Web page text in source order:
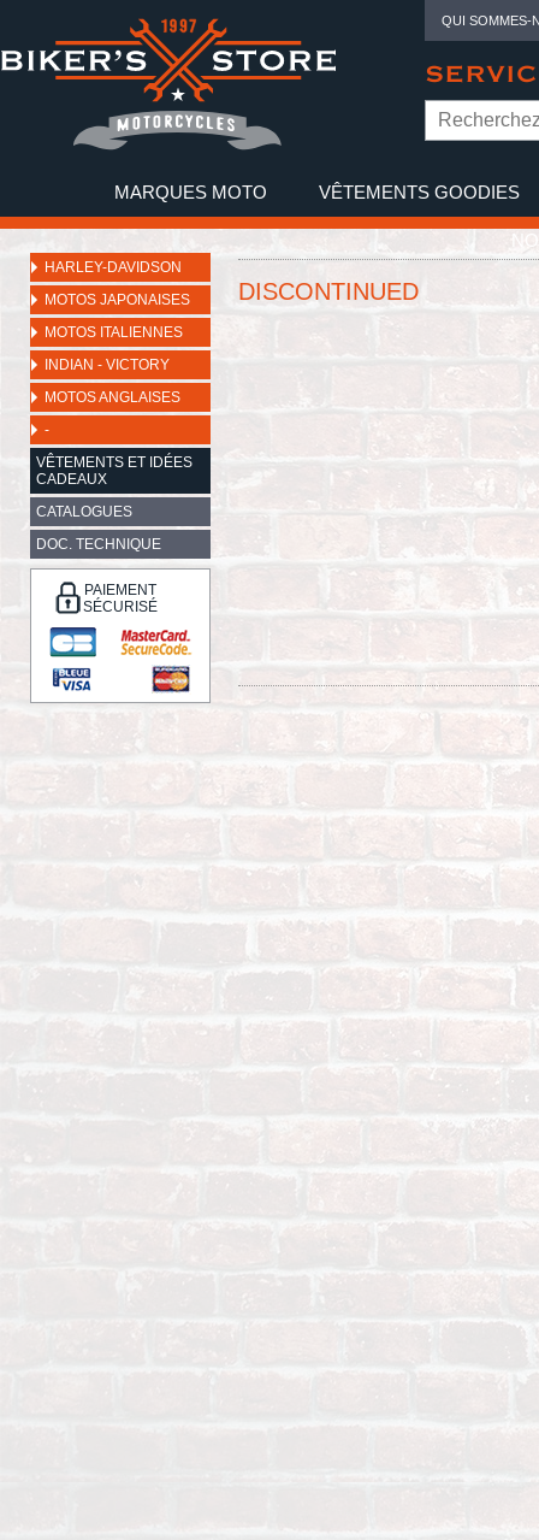
QUI SOMMES-
MARQUES MOTO VÊTEMENTS GOODIES
HARLEY-DAVIDSON
MOTOS JAPONAISES
MOTOS ITALIENNES
INDIAN - VICTORY
MOTOS ANGLAISES
-
VÊTEMENTS ET IDÉES
CADEAUX
CATALOGUES
DOC. TECHNIQUE
PAIEMENT
SÉCURISÉ
DISCONTINUED